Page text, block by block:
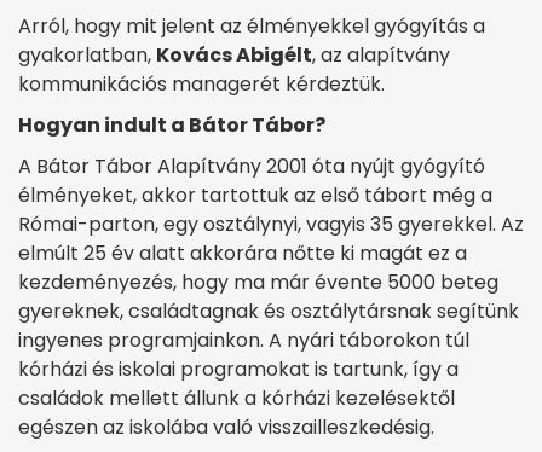
Arról, hogy mit jelent az élményekkel gyógyítás a
gyakorlatban, Kovács Abigélt, az alapítvány
kommunikációs managerét kérdeztük.
Hogyan indult a Bátor Tábor?
A Bátor Tábor Alapítvány 2001 óta nyújt gyógyító
élményeket, akkor tartottuk az első tábort még a
Római-parton, egy osztálynyi, vagyis 35 gyerekkel. Az
elmúlt 25 év alatt akkorára nőtte ki magát ez a
kezdeményezés, hogy ma már évente 5000 beteg
gyereknek, családtagnak és osztálytársnak segítünk
ingyenes programjainkon. A nyári táborokon túl
kórházi és iskolai programokat is tartunk, így a
családok mellett állunk a kórházi kezelésektől
egészen az iskolába való visszailleszkedésig.